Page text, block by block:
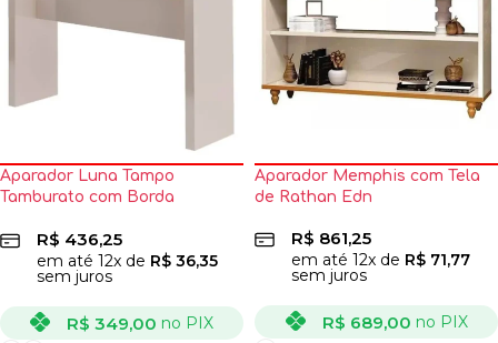
Aparador Luna Tampo
Tamburato com Borda
R$ 436,25
em até 12x de R$ 36,35
sem juros
R$ 349,00 no PIX
Aparador Memphis com Tela
de Rathan Edn
R$ 861,25
em até 12x de R$ 71,77
sem juros
R$ 689,00 no PIX